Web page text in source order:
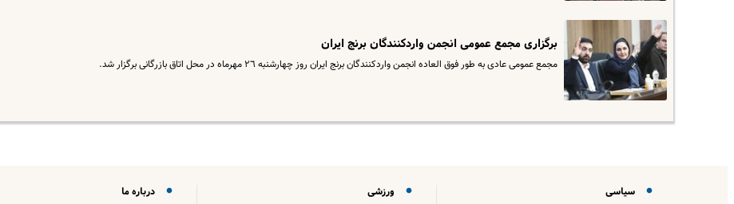
برگزارى مجمع عمومى انجمن واردکنندگان برنج ایران
مجمع عمومى عادى به طور فوق العاده انجمن واردکنندگان برنج ایران روز چهارشنبه ٢٦ مهرماه در محل اتاق بازرگانى برگزار شد.
سیاسی
ورزشی
درباره ما